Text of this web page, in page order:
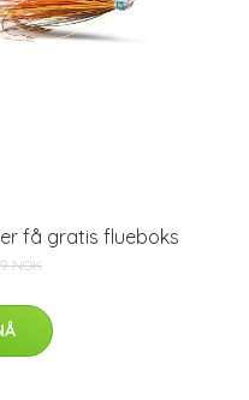
få gratis flueboks
NOK